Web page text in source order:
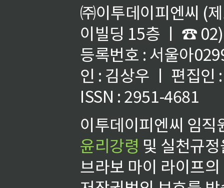
㈜이투데이피엔씨 (
이빌딩 15층 ㅣ ☎
등록번호 : 서울아
인 : 김상우 ㅣ 편집인
ISSN : 2951-4681
이투데이피엔씨 임
윤리강령 및 실천규
브라보 마이 라이프